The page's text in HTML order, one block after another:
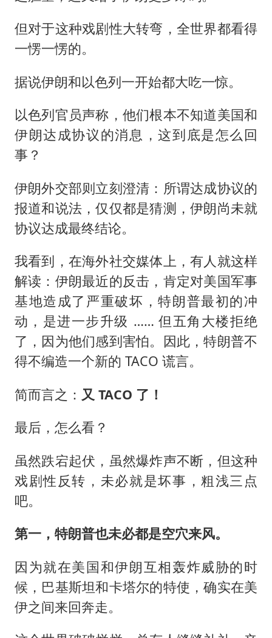
但对于这种戏剧性大转弯，全世界都看得
一愣一愣的。
据说伊朗和以色列一开始都大吃一惊。
以色列官员声称，他们根本不知道美国和
伊朗达成协议的消息，这到底是怎么回
事？
伊朗外交部则立刻澄清：所谓达成协议的
报道和说法，仅仅都是猜测，伊朗尚未就
协议达成最终结论。
我看到，在海外社交媒体上，有人就这样
解读：伊朗最近的反击，肯定对美国军事
基地造成了严重破坏，特朗普最初的冲
动，是进一步升级 …… 但五角大楼拒绝
了，因为他们感到害怕。因此，特朗普不
得不编造一个新的 TACO 谎言。
简而言之： 又 TACO 了！
最后，怎么看？
虽然跌宕起伏，虽然爆炸声不断，但这种
戏剧性反转，未必就是坏事，粗浅三点
吧。
第一，特朗普也未必都是空穴来风。
因为就在美国和伊朗互相轰炸威胁的时
候，巴基斯坦和卡塔尔的特使，确实在美
伊之间来回奔走。